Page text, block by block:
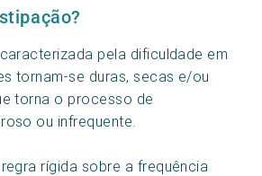
pela dificuldade em
tornam-se duras, secas e/ou
torna o processo de
ou infrequente.
rígida sobre a frequência